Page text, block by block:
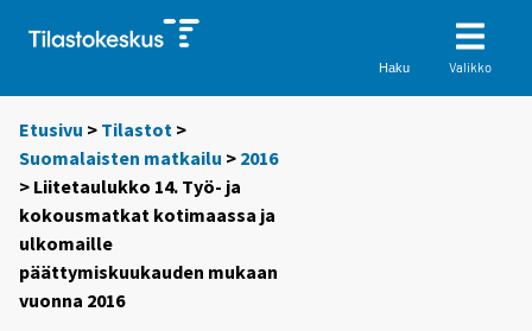
Haku Valikko
Etusivu > Tilastot >
Suomalaisten matkailu > 2016
> Liitetaulukko 14. Työ- ja
kokousmatkat kotimaassa ja
ulkomaille
päättymiskuukauden mukaan
vuonna 2016